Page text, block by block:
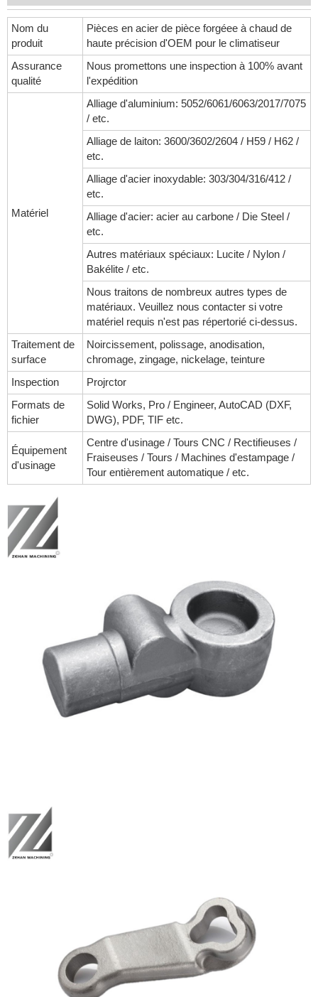
Nom du
produit
Pièces en acier de pièce forgéee à chaud de
haute précision d'OEM pour le climatiseur
Assurance
qualité
Nous promettons une inspection à 100% avant
l'expédition
Matériel
Alliage d'aluminium: 5052/6061/6063/2017/7075
/ etc.
Alliage de laiton: 3600/3602/2604 / H59 / H62 /
etc.
Alliage d'acier inoxydable: 303/304/316/412 /
etc.
Alliage d'acier: acier au carbone / Die Steel /
etc.
Autres matériaux spéciaux: Lucite / Nylon /
Bakélite / etc.
Nous traitons de nombreux autres types de
matériaux. Veuillez nous contacter si votre
matériel requis n'est pas répertorié ci-dessus.
Traitement de
surface
Noircissement, polissage, anodisation,
chromage, zingage, nickelage, teinture
Inspection
Projrctor
Formats de
fichier
Solid Works, Pro / Engineer, AutoCAD (DXF,
DWG), PDF, TIF etc.
Équipement
d'usinage
Centre d'usinage / Tours CNC / Rectifieuses /
Fraiseuses / Tours / Machines d'estampage /
Tour entièrement automatique / etc.